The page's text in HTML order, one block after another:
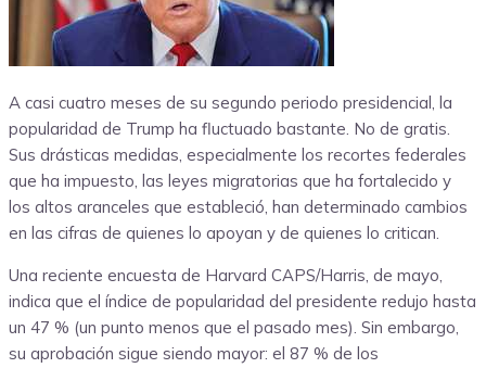
A casi cuatro meses de su segundo periodo presidencial, la
popularidad de Trump ha fluctuado bastante. No de gratis.
Sus drásticas medidas, especialmente los recortes federales
que ha impuesto, las leyes migratorias que ha fortalecido y
los altos aranceles que estableció, han determinado cambios
en las cifras de quienes lo apoyan y de quienes lo critican.
Una reciente encuesta de Harvard CAPS/Harris, de mayo,
indica que el índice de popularidad del presidente redujo hasta
un 47 % (un punto menos que el pasado mes). Sin embargo,
su aprobación sigue siendo mayor: el 87 % de los